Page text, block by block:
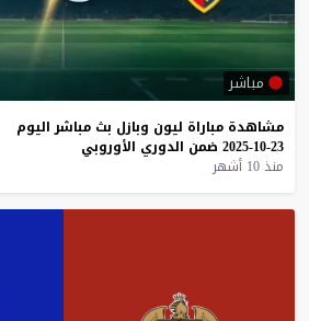
مباشر
مشاهدة مباراة ليون وبازل بث مباشر اليوم
23-10-2025
ضمن الدوري الأوروبي
منذ 10 أشهر